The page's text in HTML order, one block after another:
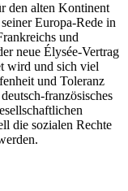
den alten Kontinent
Europa-Rede in
und
neue Élysée-Vertrag
wird und sich viel
und Toleranz
französisches
die sozialen Rechte